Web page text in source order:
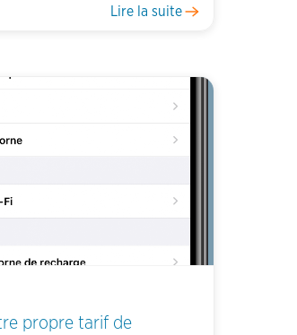
Lire la suite
propre tarif de